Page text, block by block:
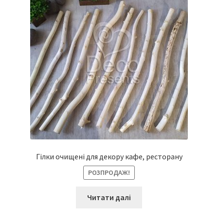
Гілки очищені для декору кафе, ресторану
РОЗПРОДАЖ!
Читати далі